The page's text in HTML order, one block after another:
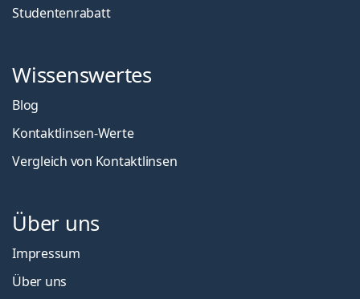
Studentenrabatt
Wissenswertes
Blog
Kontaktlinsen-Werte
Vergleich von Kontaktlinsen
Über uns
Impressum
Über uns